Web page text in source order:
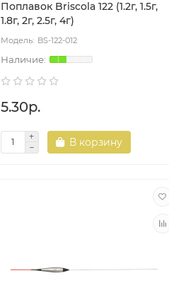
Поплавок Briscola 122 (1.2г, 1.5г,
1.8г, 2г, 2.5г, 4г)
BS-122-012
5.30р.
В корзину